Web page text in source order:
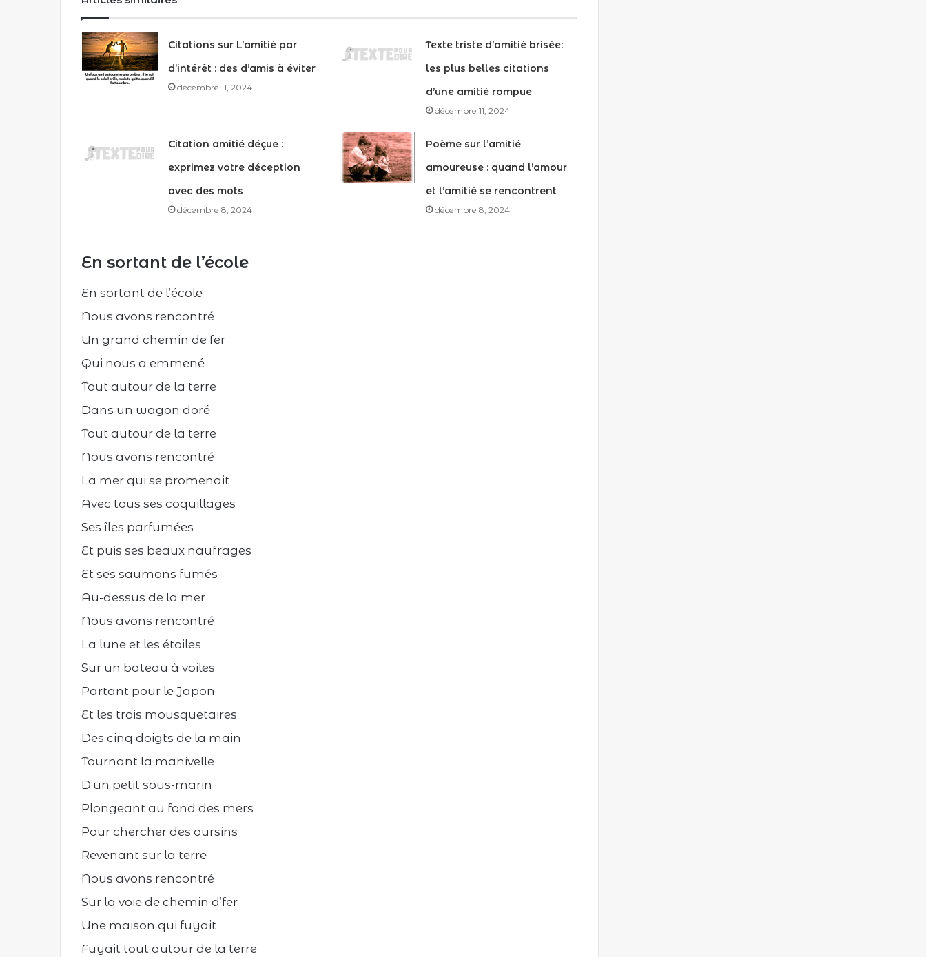
Citations sur L’amitié par
d’intérêt : des d’amis à éviter
décembre 11, 2024
Texte triste d’amitié brisée:
les plus belles citations
d’une amitié rompue
décembre 11, 2024
Citation amitié déçue :
exprimez votre déception
avec des mots
décembre 8, 2024
Poème sur l’amitié
amoureuse : quand l’amour
et l’amitié se rencontrent
décembre 8, 2024
En sortant de l’école
En sortant de l’école
Nous avons rencontré
Un grand chemin de fer
Qui nous a emmené
Tout autour de la terre
Dans un wagon doré
Tout autour de la terre
Nous avons rencontré
La mer qui se promenait
Avec tous ses coquillages
Ses îles parfumées
Et puis ses beaux naufrages
Et ses saumons fumés
Au-dessus de la mer
Nous avons rencontré
La lune et les étoiles
Sur un bateau à voiles
Partant pour le Japon
Et les trois mousquetaires
Des cinq doigts de la main
Tournant la manivelle
D’un petit sous-marin
Plongeant au fond des mers
Pour chercher des oursins
Revenant sur la terre
Nous avons rencontré
Sur la voie de chemin d’fer
Une maison qui fuyait
Fuyait tout autour de la terre